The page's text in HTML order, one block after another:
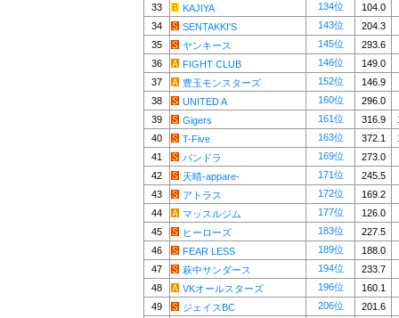
33
KAJIYA 134位
104.0
34
SENTAKKI'S 143位
204.3
35
ヤンキース 145位
293.6
36
FIGHT CLUB 146位
149.0
37
豊玉モンスターズ 152位
146.9
38
UNITED A 160位
296.0
39
Gigers 161位 316.9
40
T-Five 163位 372.1
41
パンドラ 169位
273.0
42
天晴-appare- 171位
245.5
43
アトラス 172位
169.2
44
マッスルジム 177位
126.0
45
ヒーローズ 183位
227.5
46
FEAR LESS 189位
188.0
47
萩中サンダース 194位
233.7
48
VKオールスターズ 196位
160.1
49
ジェイスBC 206位
201.6